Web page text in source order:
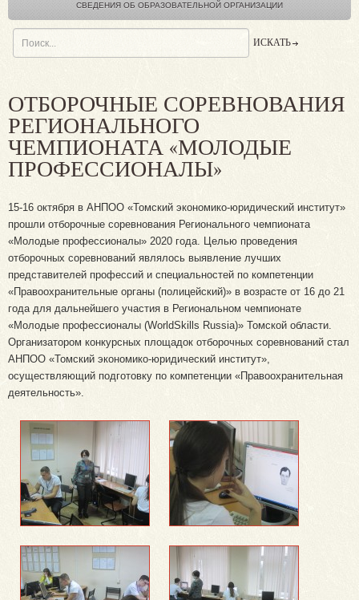
СВЕДЕНИЯ ОБ ОБРАЗОВАТЕЛЬНОЙ ОРГАНИЗАЦИИ
ОТБОРОЧНЫЕ СОРЕВНОВАНИЯ
РЕГИОНАЛЬНОГО
ЧЕМПИОНАТА «МОЛОДЫЕ
ПРОФЕССИОНАЛЫ»
15-16 октября в АНПОО «Томский экономико-юридический институт»
прошли отборочные соревнования Регионального чемпионата
«Молодые профессионалы» 2020 года. Целью проведения
отборочных соревнований являлось выявление лучших
представителей профессий и специальностей по компетенции
«Правоохранительные органы (полицейский)» в возрасте от 16 до 21
года для дальнейшего участия в Региональном чемпионате
«Молодые профессионалы (WorldSkills Russia)» Томской области.
Организатором конкурсных площадок отборочных соревнований стал
АНПОО «Томский экономико-юридический институт»,
осуществляющий подготовку по компетенции «Правоохранительная
деятельность».